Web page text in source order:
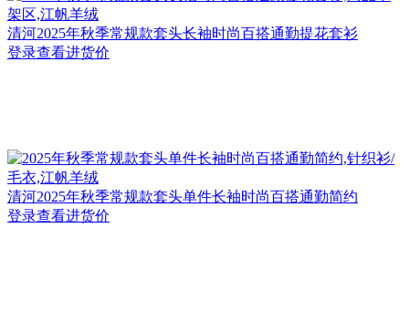
清河2025年秋季常规款套头长袖时尚百搭通勤提花套衫
登录查看进货价
清河2025年秋季常规款套头单件长袖时尚百搭通勤简约
登录查看进货价